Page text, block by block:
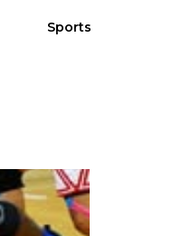
Sports